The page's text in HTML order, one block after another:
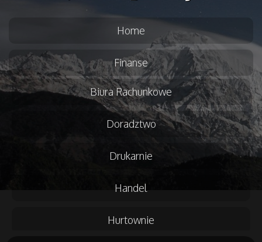
Home
Finanse
Biura Rachunkowe
Doradztwo
Drukarnie
Handel
Hurtownie